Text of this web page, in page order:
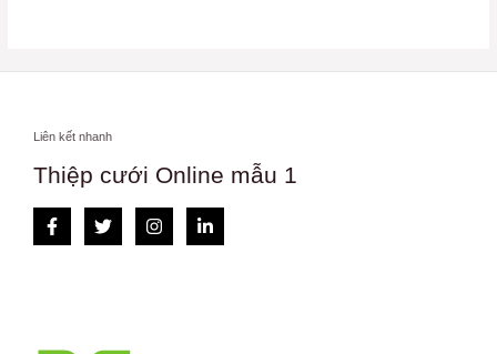
Liên kết nhanh
Thiệp cưới Online mẫu 1